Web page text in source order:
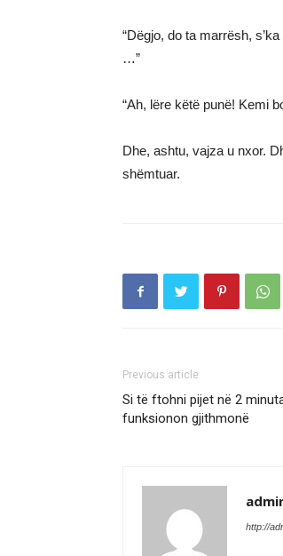
“Dëgjo, do ta marrësh,
…”
“Ah, lëre këtë punë! Kemi
Dhe, ashtu, vajza u nxor.
shëmtuar.
Previous article
Si të ftohni pijet në 2
funksionon gjithmonë
http://